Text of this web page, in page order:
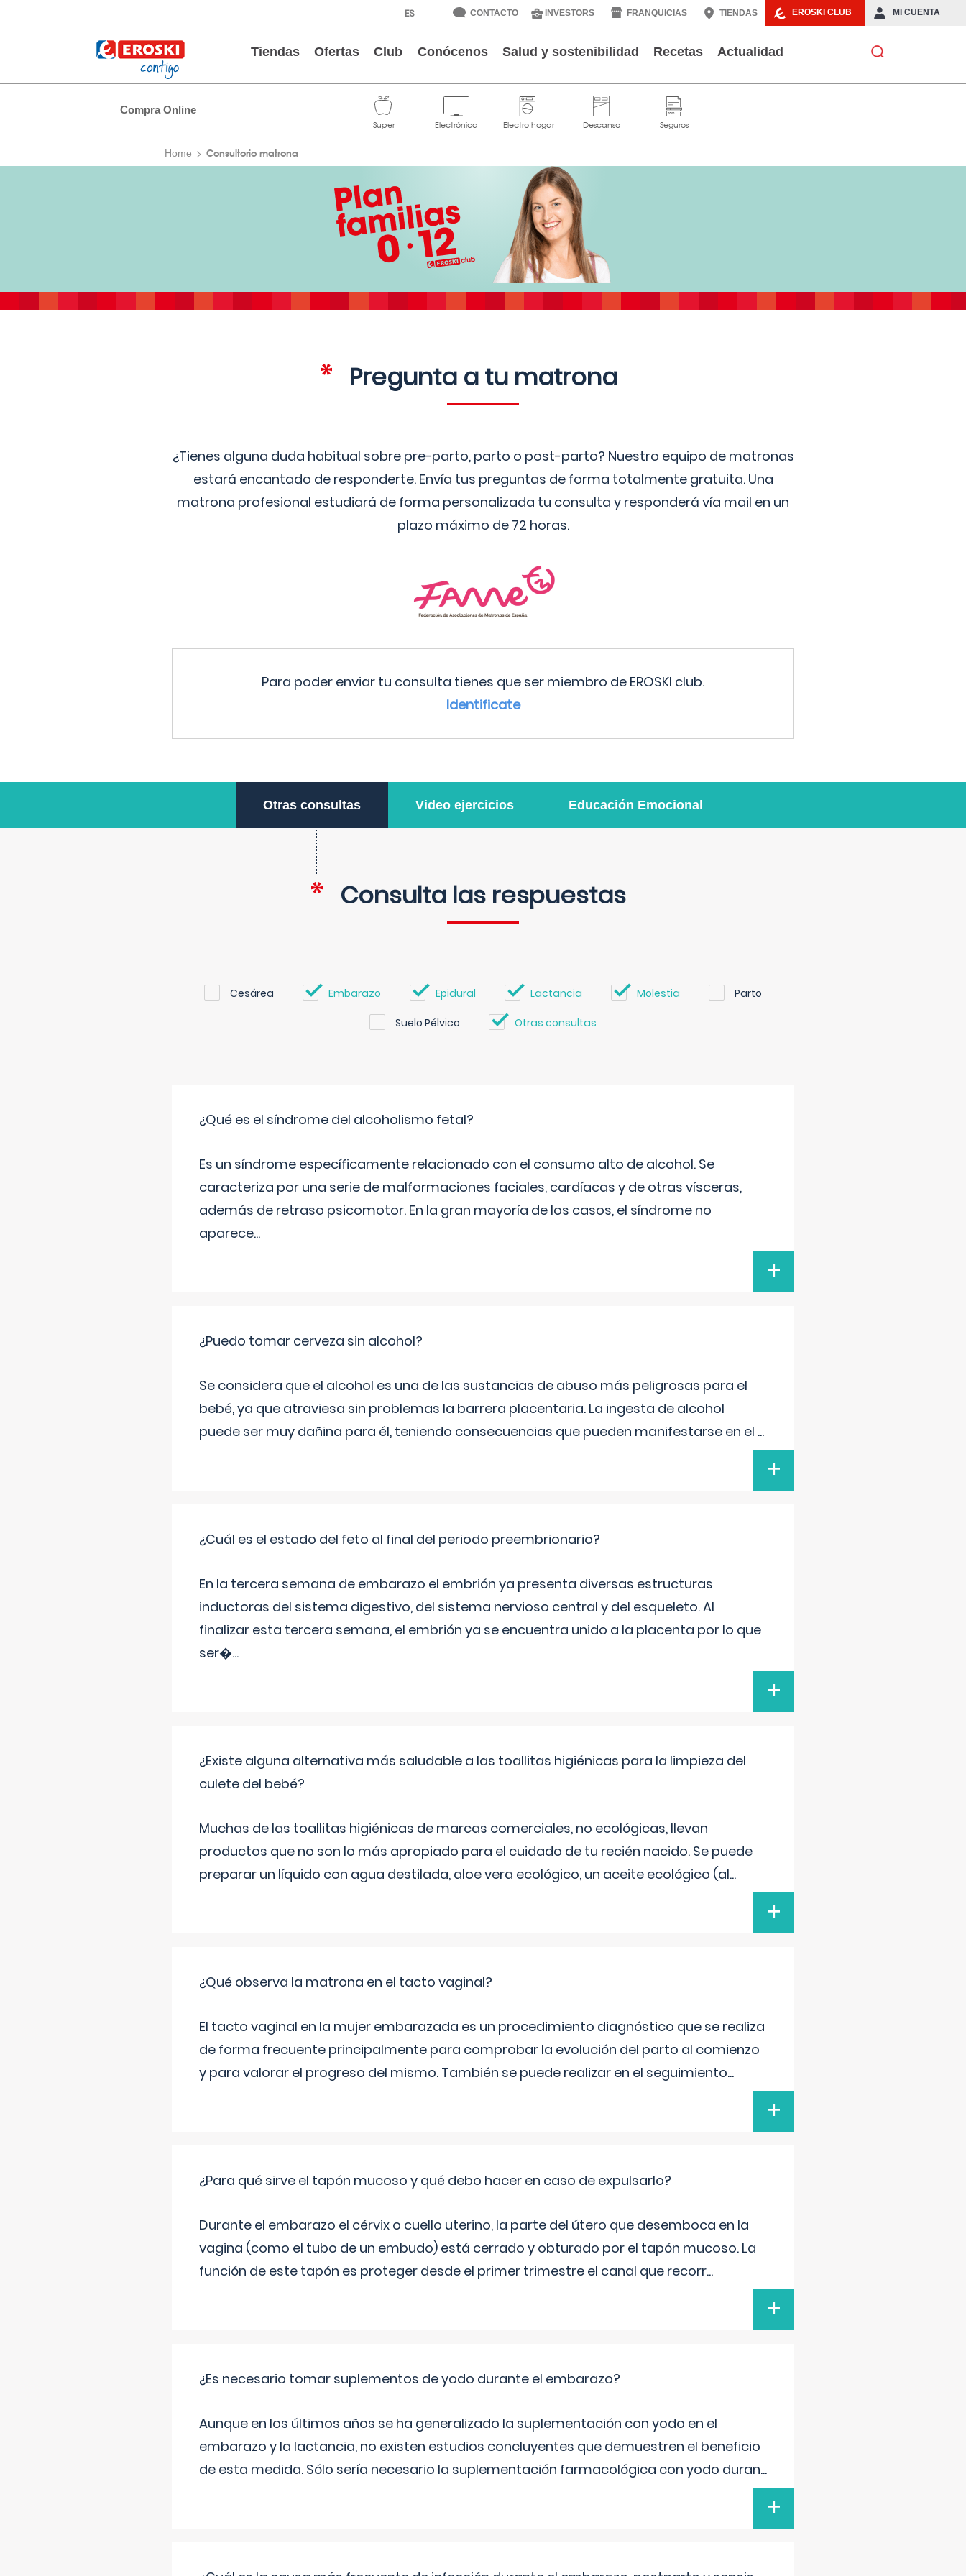
EROSKI CLUB MI CUENTA
CONTACTO INVESTORS FRANQUICIAS TIENDAS
Tiendas Ofertas Club Conócenos Salud y sostenibilidad Recetas Actualidad
Compra Online
Home Consultorio matrona
Pregunta a tu matrona
¿Tienes alguna duda habitual sobre pre-parto, parto o post-parto? Nuestro equipo de matronas
estará encantado de responderte. Envía tus preguntas de forma totalmente gratuita. Una
matrona profesional estudiará de forma personalizada tu consulta y responderá vía mail en un
plazo máximo de 72 horas.
Para poder enviar tu consulta tienes que ser miembro de EROSKI club.
Identificate
Otras consultas Video ejercicios Educación Emocional
Consulta las respuestas
Cesárea Embarazo Epidural Lactancia Molestia Parto
Suelo Pélvico Otras consultas
¿Qué es el síndrome del alcoholismo fetal?
Es un síndrome específicamente relacionado con el consumo alto de alcohol. Se
caracteriza por una serie de malformaciones faciales, cardíacas y de otras vísceras,
además de retraso psicomotor. En la gran mayoría de los casos, el síndrome no
aparece...
+
¿Puedo tomar cerveza sin alcohol?
Se considera que el alcohol es una de las sustancias de abuso más peligrosas para el
bebé, ya que atraviesa sin problemas la barrera placentaria. La ingesta de alcohol
puede ser muy dañina para él, teniendo consecuencias que pueden manifestarse en el ...
+
¿Cuál es el estado del feto al final del periodo preembrionario?
En la tercera semana de embarazo el embrión ya presenta diversas estructuras
inductoras del sistema digestivo, del sistema nervioso central y del esqueleto. Al
finalizar esta tercera semana, el embrión ya se encuentra unido a la placenta por lo que
ser�...
+
¿Existe alguna alternativa más saludable a las toallitas higiénicas para la limpieza del
culete del bebé?
Muchas de las toallitas higiénicas de marcas comerciales, no ecológicas, llevan
productos que no son lo más apropiado para el cuidado de tu recién nacido. Se puede
preparar un líquido con agua destilada, aloe vera ecológico, un aceite ecológico (al...
+
¿Qué observa la matrona en el tacto vaginal?
El tacto vaginal en la mujer embarazada es un procedimiento diagnóstico que se realiza
de forma frecuente principalmente para comprobar la evolución del parto al comienzo
y para valorar el progreso del mismo. También se puede realizar en el seguimiento...
+
¿Para qué sirve el tapón mucoso y qué debo hacer en caso de expulsarlo?
Durante el embarazo el cérvix o cuello uterino, la parte del útero que desemboca en la
vagina (como el tubo de un embudo) está cerrado y obturado por el tapón mucoso. La
función de este tapón es proteger desde el primer trimestre el canal que recorr...
+
¿Es necesario tomar suplementos de yodo durante el embarazo?
Aunque en los últimos años se ha generalizado la suplementación con yodo en el
embarazo y la lactancia, no existen estudios concluyentes que demuestren el beneficio
de esta medida. Sólo sería necesario la suplementación farmacológica con yodo duran...
+